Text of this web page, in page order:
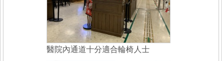
醫院內通道十分適合輪椅人士